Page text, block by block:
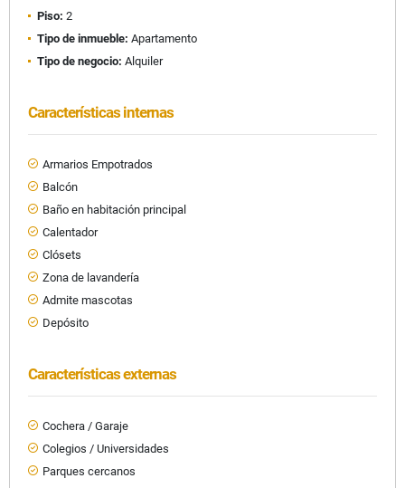
Piso: 2
Tipo de inmueble: Apartamento
Tipo de negocio: Alquiler
Características internas
Armarios Empotrados
Balcón
Baño en habitación principal
Calentador
Clósets
Zona de lavandería
Admite mascotas
Depósito
Características externas
Cochera / Garaje
Colegios / Universidades
Parques cercanos